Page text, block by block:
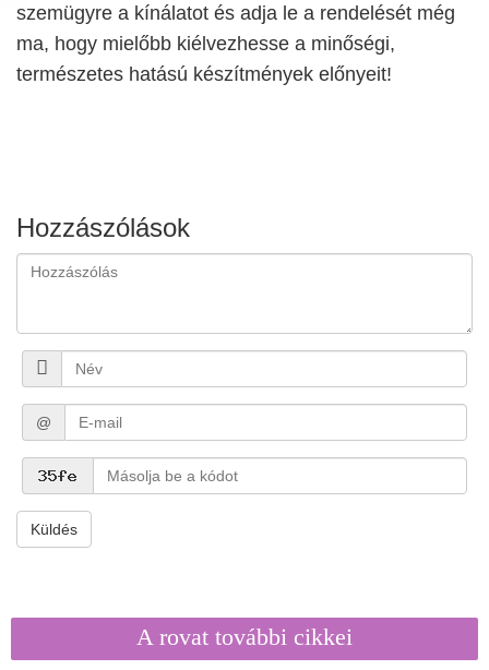
szemügyre a kínálatot és adja le a rendelését még
ma, hogy mielőbb kiélvezhesse a minőségi,
természetes hatású készítmények előnyeit!
Hozzászólások
@
Küldés
A rovat további cikkei